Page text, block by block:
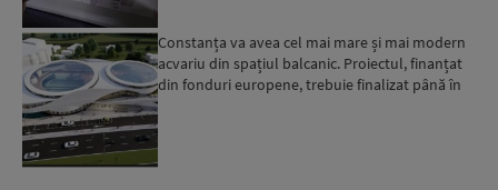
Constanța va avea cel mai mare și mai modern
acvariu din spațiul balcanic. Proiectul, finanțat
din fonduri europene, trebuie finalizat până în